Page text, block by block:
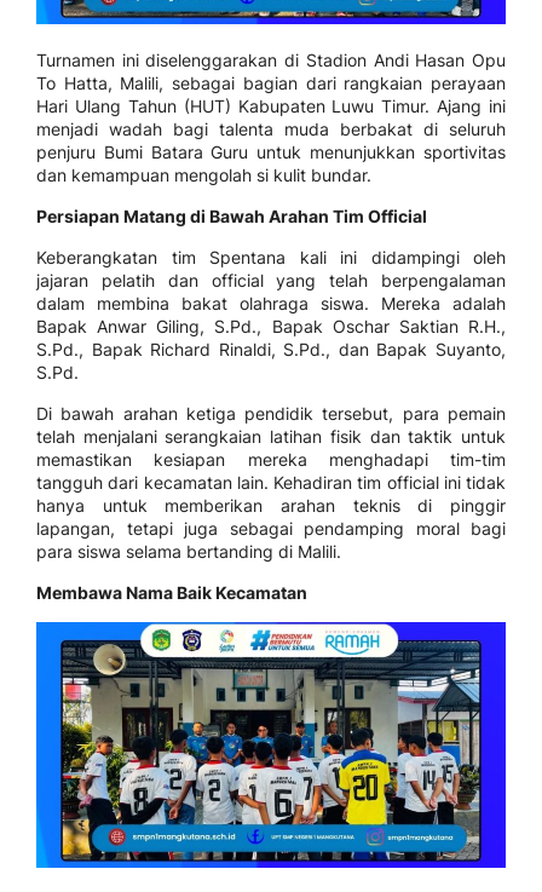
Turnamen ini diselenggarakan di Stadion Andi Hasan Opu
To Hatta, Malili, sebagai bagian dari rangkaian perayaan
Hari Ulang Tahun (HUT) Kabupaten Luwu Timur. Ajang ini
menjadi wadah bagi talenta muda berbakat di seluruh
penjuru Bumi Batara Guru untuk menunjukkan sportivitas
dan kemampuan mengolah si kulit bundar.
Persiapan Matang di Bawah Arahan Tim Official
Keberangkatan tim Spentana kali ini didampingi oleh
jajaran pelatih dan official yang telah berpengalaman
dalam membina bakat olahraga siswa. Mereka adalah
Bapak Anwar Giling, S.Pd., Bapak Oschar Saktian R.H.,
S.Pd., Bapak Richard Rinaldi, S.Pd., dan Bapak Suyanto,
S.Pd.
Di bawah arahan ketiga pendidik tersebut, para pemain
telah menjalani serangkaian latihan fisik dan taktik untuk
memastikan kesiapan mereka menghadapi tim-tim
tangguh dari kecamatan lain. Kehadiran tim official ini tidak
hanya untuk memberikan arahan teknis di pinggir
lapangan, tetapi juga sebagai pendamping moral bagi
para siswa selama bertanding di Malili.
Membawa Nama Baik Kecamatan